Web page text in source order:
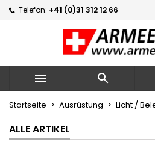
Telefon: +41 (0)31 312 12 66
 
Startseite Ausrüstung Licht /
ALLE ARTIKEL
Neue Liste erstellen
((confirmMessage))
((cancelText))
Name der Wunschliste
Sie müssen angemeldet sein,
Wunschliste hinzufügen zu